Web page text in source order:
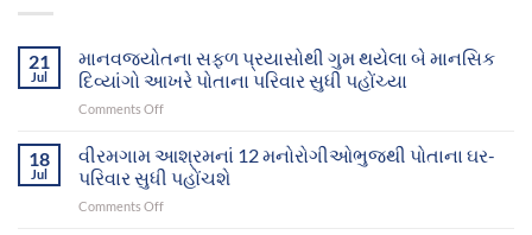
21
Jul
માનવજ્યોતના સફળ પ્રયાસોથી ગુમ થયેલા બે માનસિક
દિવ્યાંગો આખરે પોતાના પરિવાર સુધી પહોંચ્યા
Comments Offon
સફળ
પ્રયાસોથી
ગુમ
થયેલા
18
Jul
વીરમગામ આશ્રમનાં 12 મનોરોગીઓભુજથી પોતાના ઘર-
પરિવાર સુધી પહોંચશે
Comments Offon